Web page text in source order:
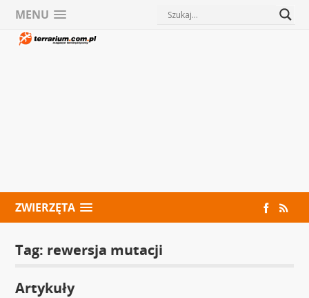
MENU
ZWIERZĘTA
Tag: rewersja mutacji
Artykuły